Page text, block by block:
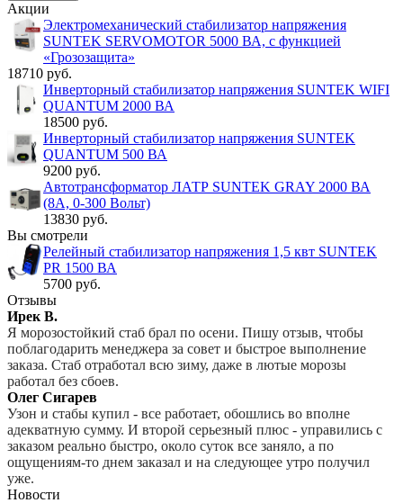
Акции
Электромеханический стабилизатор напряжения
SUNTEK SERVOMOTOR 5000 ВА, с функцией
«Грозозащита»
18710 руб.
Инверторный стабилизатор напряжения SUNTEK WIFI
QUANTUM 2000 ВА
18500 руб.
Инверторный стабилизатор напряжения SUNTEK
QUANTUM 500 ВА
9200 руб.
Автотрансформатор ЛАТР SUNTEK GRAY 2000 ВА
(8А, 0-300 Вольт)
13830 руб.
Вы смотрели
Релейный стабилизатор напряжения 1,5 квт SUNTEK
PR 1500 ВА
5700 руб.
Отзывы
Ирек В.
Я морозостойкий стаб брал по осени. Пишу отзыв, чтобы
поблагодарить менеджера за совет и быстрое выполнение
заказа. Стаб отработал всю зиму, даже в лютые морозы
работал без сбоев.
Олег Сигарев
Узон и стабы купил - все работает, обошлись во вполне
адекватную сумму. И второй серьезный плюс - управились с
заказом реально быстро, около суток все заняло, а по
ощущениям-то днем заказал и на следующее утро получил
уже.
Новости